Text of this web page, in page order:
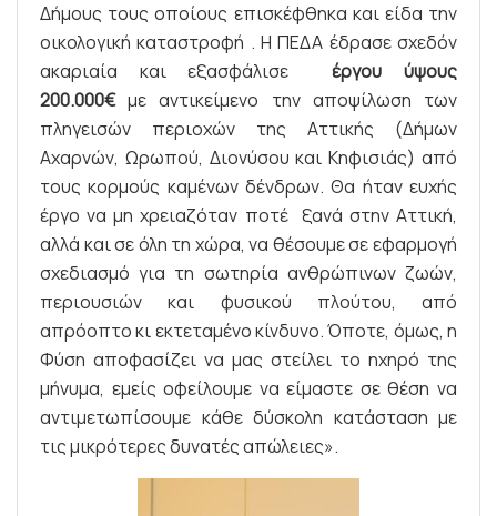
Δήμους τους οποίους επισκέφθηκα και είδα την
οικολογική καταστροφή . Η ΠΕΔΑ έδρασε σχεδόν
ακαριαία και εξασφάλισεέργου ύψους
200.000€με αντικείμενο την αποψίλωση των
πληγεισών περιοχών της Αττικής (Δήμων
Αχαρνών, Ωρωπού, Διονύσου και Κηφισιάς) από
τους κορμούς καμένων δένδρων. Θα ήταν ευχής
έργο να μη χρειαζόταν ποτέ ξανά στην Αττική,
αλλά και σε όλη τη χώρα, να θέσουμε σε εφαρμογή
σχεδιασμό για τη σωτηρία ανθρώπινων ζωών,
περιουσιών και φυσικού πλούτου, από
απρόοπτο κι εκτεταμένο κίνδυνο. Όποτε, όμως, η
Φύση αποφασίζει να μας στείλει το ηχηρό της
μήνυμα, εμείς οφείλουμε να είμαστε σε θέση να
αντιμετωπίσουμε κάθε δύσκολη κατάσταση με
τις μικρότερες δυνατές απώλειες».